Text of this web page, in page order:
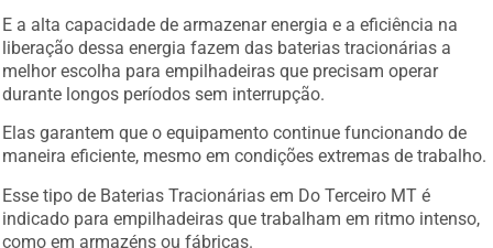
E a alta capacidade de armazenar energia e a eficiência na
liberação dessa energia fazem das baterias tracionárias a
melhor escolha para empilhadeiras que precisam operar
durante longos períodos sem interrupção.
Elas garantem que o equipamento continue funcionando de
maneira eficiente, mesmo em condições extremas de trabalho.
Esse tipo de Baterias Tracionárias em Do Terceiro MT é
indicado para empilhadeiras que trabalham em ritmo intenso,
como em armazéns ou fábricas.